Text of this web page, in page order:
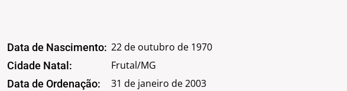
Data de Nascimento: 22 de outubro de 1970
Cidade Natal: Frutal/MG
Data de Ordenação: 31 de janeiro de 2003